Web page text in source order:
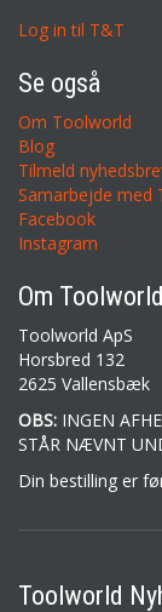
Log in til T&T
Se også
Om Toolworld
Blog
Tilmeld
Samarbejde med
Facebook
Instagram
Om Toolworld
Toolworld ApS
Horsbred 132
2625 Vallensbæk
OBS: INGEN
STÅR NÆVNT
Din bestilling er
Toolworld